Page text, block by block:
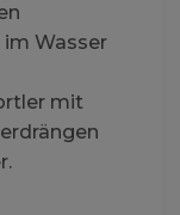
im Wasser
mit